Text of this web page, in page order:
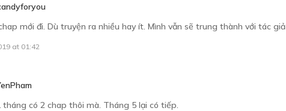
mới đi. Dù truyện ra nhiều hay ít. Mình vẫn sẽ trung thành với tác giả
at 01:42
tháng có 2 chap thôi mà. Tháng 5 lại có tiếp.